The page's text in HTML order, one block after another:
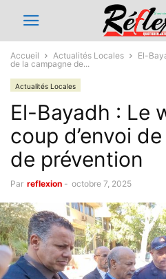
Accueil Actualités Locales
El-
de la campagne de...
Actualités Locales
El-Bayadh : Le
coup d’envoi
de prévention
Par reflexion - octobre 7, 2025